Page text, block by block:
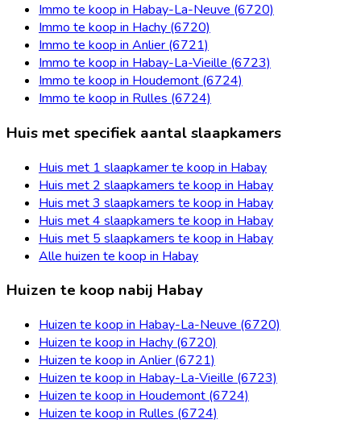
Immo te koop in Habay-La-Neuve (6720)
Immo te koop in Hachy (6720)
Immo te koop in Anlier (6721)
Immo te koop in Habay-La-Vieille (6723)
Immo te koop in Houdemont (6724)
Immo te koop in Rulles (6724)
Huis met specifiek aantal slaapkamers
Huis met 1 slaapkamer te koop in Habay
Huis met 2 slaapkamers te koop in Habay
Huis met 3 slaapkamers te koop in Habay
Huis met 4 slaapkamers te koop in Habay
Huis met 5 slaapkamers te koop in Habay
Alle huizen te koop in Habay
Huizen te koop nabij Habay
Huizen te koop in Habay-La-Neuve (6720)
Huizen te koop in Hachy (6720)
Huizen te koop in Anlier (6721)
Huizen te koop in Habay-La-Vieille (6723)
Huizen te koop in Houdemont (6724)
Huizen te koop in Rulles (6724)